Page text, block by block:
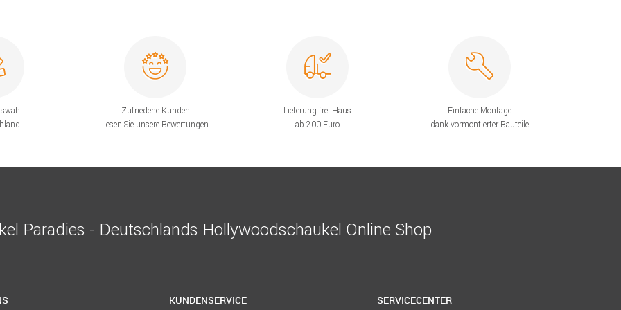
Zufriedene Kunden
Lesen Sie unsere Bewertungen
Lieferung frei Haus
ab 200 Euro
Einfache Montage
dank vormontierter Bauteile
Paradies - Deutschlands Hollywoodschaukel Online Shop
KUNDENSERVICE SERVICECENTER